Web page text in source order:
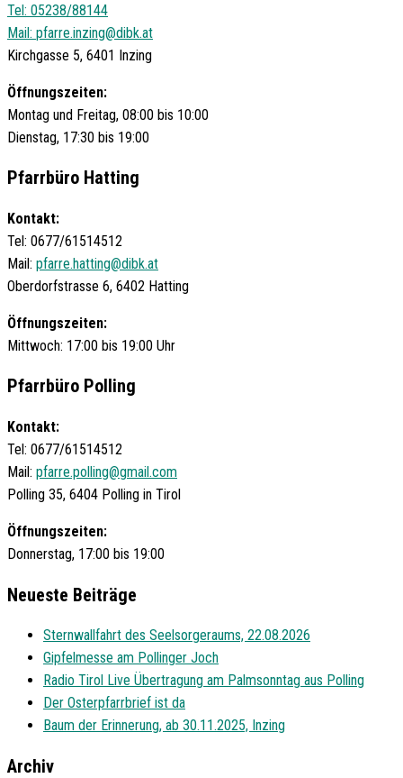
Tel: 05238/88144
Mail: pfarre.inzing@dibk.at
Kirchgasse 5, 6401 Inzing
Öffnungszeiten:
Montag und Freitag, 08:00 bis 10:00
Dienstag, 17:30 bis 19:00
Pfarrbüro Hatting
Kontakt:
Tel: 0677/61514512
Mail: pfarre.hatting@dibk.at
Oberdorfstrasse 6, 6402 Hatting
Öffnungszeiten:
Mittwoch: 17:00 bis 19:00 Uhr
Pfarrbüro Polling
Kontakt:
Tel: 0677/61514512
Mail: pfarre.polling@gmail.com
Polling 35, 6404 Polling in Tirol
Öffnungszeiten:
Donnerstag, 17:00 bis 19:00
Neueste Beiträge
Sternwallfahrt des Seelsorgeraums, 22.08.2026
Gipfelmesse am Pollinger Joch
Radio Tirol Live Übertragung am Palmsonntag aus Polling
Der Osterpfarrbrief ist da
Baum der Erinnerung, ab 30.11.2025, Inzing
Archiv